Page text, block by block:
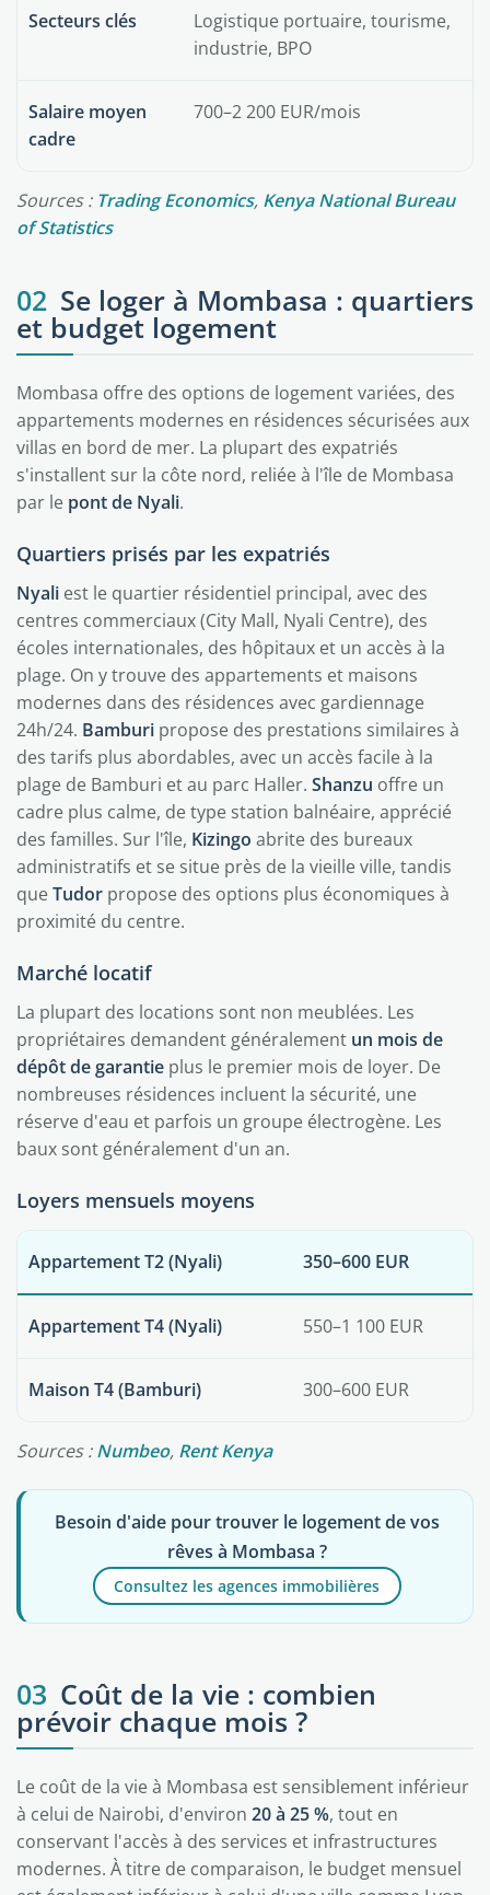
Secteurs clés
Logistique portuaire, tourisme,
industrie, BPO
Salaire moyen
cadre
700–2 200 EUR/mois
Sources : Trading Economics, Kenya National Bureau
of Statistics
02 Se loger à Mombasa : quartiers
et budget logement
Mombasa offre des options de logement variées, des
appartements modernes en résidences sécurisées aux
villas en bord de mer. La plupart des expatriés
s'installent sur la côte nord, reliée à l'île de Mombasa
par le pont de Nyali.
Quartiers prisés par les expatriés
Nyali est le quartier résidentiel principal, avec des
centres commerciaux (City Mall, Nyali Centre), des
écoles internationales, des hôpitaux et un accès à la
plage. On y trouve des appartements et maisons
modernes dans des résidences avec gardiennage
24h/24. Bamburi propose des prestations similaires à
des tarifs plus abordables, avec un accès facile à la
plage de Bamburi et au parc Haller. Shanzu offre un
cadre plus calme, de type station balnéaire, apprécié
des familles. Sur l'île, Kizingo abrite des bureaux
administratifs et se situe près de la vieille ville, tandis
queTudor propose des options plus économiques à
proximité du centre.
Marché locatif
La plupart des locations sont non meublées. Les
propriétaires demandent généralement un mois de
dépôt de garantie plus le premier mois de loyer. De
nombreuses résidences incluent la sécurité, une
réserve d'eau et parfois un groupe électrogène. Les
baux sont généralement d'un an.
Loyers mensuels moyens
Appartement T2 (Nyali) 350–600 EUR
Appartement T4 (Nyali) 550–1 100 EUR
Maison T4 (Bamburi) 300–600 EUR
Sources :Numbeo, Rent Kenya
Besoin d'aide pour trouver le logement de vos
rêves à Mombasa ?
Consultez les agences immobilières
03 Coût de la vie : combien
prévoir chaque mois ?
Le coût de la vie à Mombasa est sensiblement inférieur
à celui de Nairobi, d'environ 20 à 25 %, tout en
conservant l'accès à des services et infrastructures
modernes. À titre de comparaison, le budget mensuel